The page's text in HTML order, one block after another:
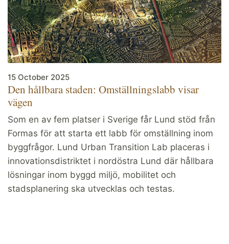
15 October 2025
Den hållbara staden: Omställningslabb visar
vägen
Som en av fem platser i Sverige får Lund stöd från
Formas för att starta ett labb för omställning inom
byggfrågor. Lund Urban Transition Lab placeras i
innovationsdistriktet i nordöstra Lund där hållbara
lösningar inom byggd miljö, mobilitet och
stadsplanering ska utvecklas och testas.